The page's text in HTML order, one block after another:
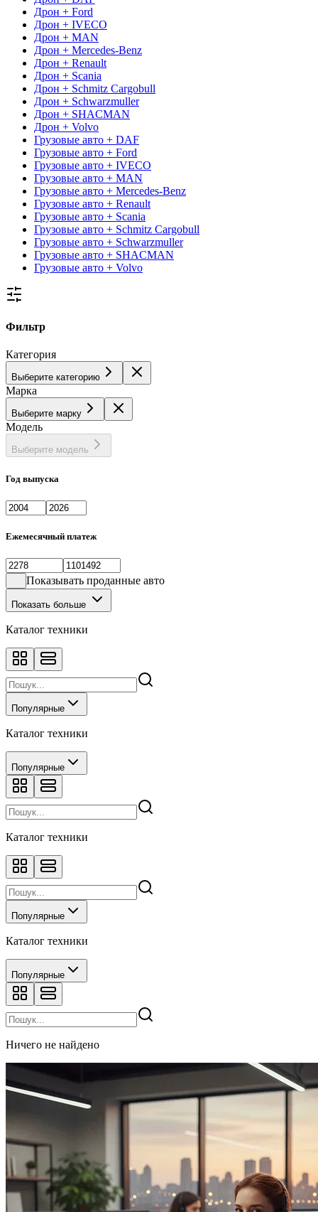
Дрон + Ford
Дрон + IVECO
Дрон + MAN
Дрон + Mercedes-Benz
Дрон + Renault
Дрон + Scania
Дрон + Schmitz Cargobull
Дрон + Schwarzmuller
Дрон + SHACMAN
Дрон + Volvo
Грузовые авто + DAF
Грузовые авто + Ford
Грузовые авто + IVECO
Грузовые авто + MAN
Грузовые авто + Mercedes-Benz
Грузовые авто + Renault
Грузовые авто + Scania
Грузовые авто + Schmitz Cargobull
Грузовые авто + Schwarzmuller
Грузовые авто + SHACMAN
Грузовые авто + Volvo
Фильтр
Категория
Выберите категорию
Марка
Выберите марку
Модель
Выберите модель
Год выпуска
Ежемесячный платеж
Показывать проданные авто
Показать больше
Каталог техники
Популярные
Каталог техники
Популярные
Каталог техники
Популярные
Каталог техники
Популярные
Ничего не найдено